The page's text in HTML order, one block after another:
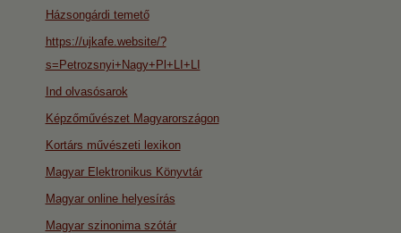
Házsongárdi temető
https://ujkafe.website/?
s=Petrozsnyi+Nagy+Pl+LI+LI
Ind olvasósarok
Képzőművészet Magyarországon
Kortárs művészeti lexikon
Magyar Elektronikus Könyvtár
Magyar online helyesírás
Magyar szinonima szótár